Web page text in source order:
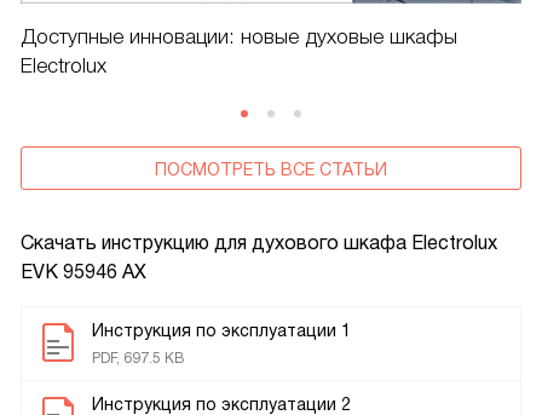
Скачать инструкцию для духового шкафа Electrolux
EVK 95946 AX
Инструкция по эксплуатации 1
PDF, 697.5 KB
Инструкция по эксплуатации 2
Доступные инновации: новые духовые шкафы
Electrolux
ПОСМОТРЕТЬ ВСЕ СТАТЬИ